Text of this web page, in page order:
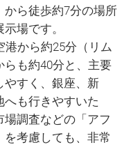
から徒歩約7分の場所
場です。
港から約25分（リム
らも約40分と、主要
やすく、銀座、新
も行きやすいた
調査などの「アフ
を考慮しても、非常